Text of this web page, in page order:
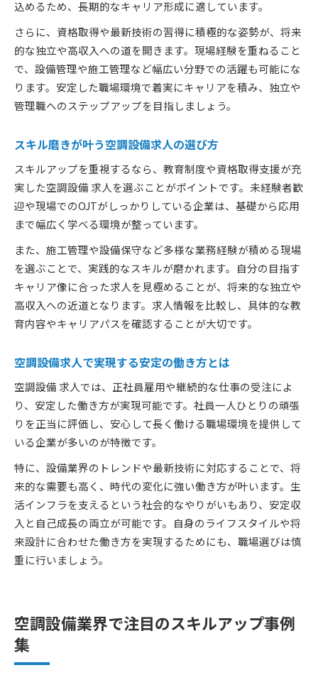
込めるため、長期的なキャリア形成に適しています。
さらに、資格取得や最新技術の習得に積極的な姿勢が、将来
的な独立や高収入への道を開きます。現場経験を重ねること
で、設備管理や施工管理など幅広い分野での活躍も可能にな
ります。安定した職場環境で着実にキャリアを積み、独立や
管理職へのステップアップを目指しましょう。
スキル磨きが叶う空調設備求人の選び方
スキルアップを重視するなら、教育制度や資格取得支援が充
実した空調設備 求人を選ぶことがポイントです。未経験者歓
迎や現場でのOJTがしっかりしている企業は、基礎から応用
まで幅広く学べる環境が整っています。
また、施工管理や設備保守など多様な業務経験が積める現場
を選ぶことで、実践的なスキルが磨かれます。自分の目指す
キャリア像に合った求人を見極めることが、将来的な独立や
高収入への近道となります。求人情報を比較し、具体的な教
育内容やキャリアパスを確認することが大切です。
空調設備求人で実現する安定の働き方とは
空調設備 求人では、正社員雇用や継続的な仕事の受注によ
り、安定した働き方が実現可能です。社員一人ひとりの頑張
りを正当に評価し、安心して長く働ける職場環境を提供して
いる企業が多いのが特徴です。
特に、設備業界のトレンドや最新技術に対応することで、将
来的な需要も高く、時代の変化に強い働き方が叶います。生
活インフラを支えるという社会的なやりがいもあり、安定収
入と自己成長の両立が可能です。自身のライフスタイルや将
来設計に合わせた働き方を実現するためにも、職場選びは慎
重に行いましょう。
空調設備業界で注目のスキルアップ事例
集